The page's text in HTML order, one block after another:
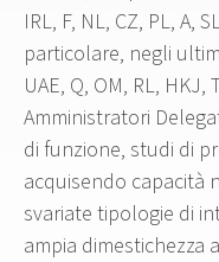
IRL, F, NL, CZ, PL, A,
particolare, negli
UAE, Q, OM, RL,
Amministratori
di funzione, studi di
acquisendo capacità
svariate tipologie di
ampia dimestichezza